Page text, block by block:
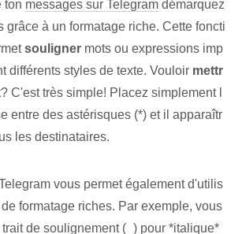
ton messages sur Telegram démarquez
grâce à un formatage riche. Cette foncti
souligner mots ou expressions imp
différents styles de texte. Vouloir mettr
C'est très simple! Placez simplement l
entre des astérisques (*) et il apparaîtr
les destinataires.
vous permet également d'utilis
formatage riches. Par exemple, vous
de soulignement (_) pour *italique*